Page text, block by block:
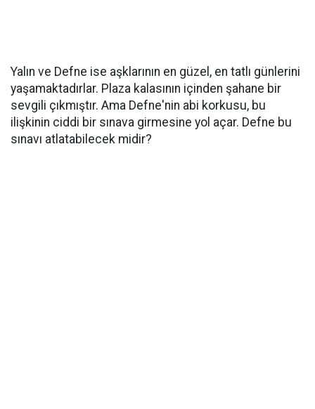
Yalın ve Defne ise aşklarının en güzel, en tatlı günlerini
yaşamaktadırlar. Plaza kalasının içinden şahane bir
sevgili çıkmıştır. Ama Defne'nin abi korkusu, bu
ilişkinin ciddi bir sınava girmesine yol açar. Defne bu
sınavı atlatabilecek midir?